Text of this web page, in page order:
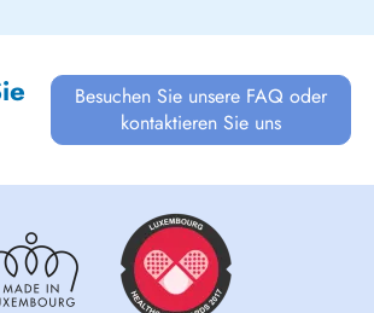
Besuchen Sie unsere FAQ oder
kontaktieren Sie uns